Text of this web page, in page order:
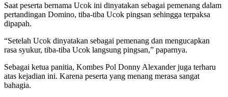
Saat peserta bernama Ucok ini dinyatakan sebagai pemenang dalam
pertandingan Domino, tiba-tiba Ucok pingsan sehingga terpaksa
dipapah.
“Setelah Ucok dinyatakan sebagai pemenang dan mengucapkan
rasa syukur, tiba-tiba Ucok langsung pingsan,” paparnya.
Sebagai ketua panitia, Kombes Pol Donny Alexander juga terharu
atas kejadian ini. Karena peserta yang menang merasa sangat
bahagia.